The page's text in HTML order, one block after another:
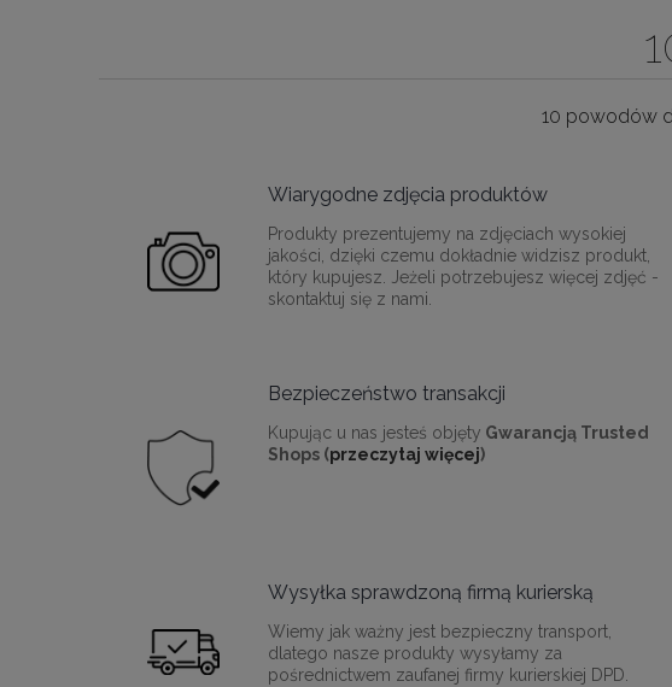
10 powodów
Wiarygodne zdjęcia produktów
Produkty prezentujemy na zdjęciach wysokiej
jakości, dzięki czemu dokładnie widzisz produkt,
który kupujesz. Jeżeli potrzebujesz więcej zdjęć -
skontaktuj się z nami.
Bezpieczeństwo transakcji
Kupując u nas jesteś objęty Gwarancją Trusted
Shops (przeczytaj więcej)
Wysyłka sprawdzoną firmą kurierską
Wiemy jak ważny jest bezpieczny transport,
dlatego nasze produkty wysyłamy za
pośrednictwem zaufanej firmy kurierskiej DPD.